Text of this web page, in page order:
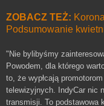
ZOBACZ TEŻ:
Podsumowanie
"Nie bylibyśmy
Powodem, dla którego
to, że wypłcają
telewizyjnych. IndyCar nic
transmisji. To podstawowa